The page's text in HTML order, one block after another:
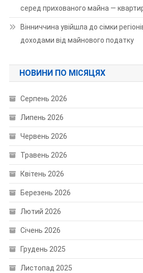
серед прихованого майна —
Вінниччина увійшла до сімки
доходами від майнового податку
НОВИНИ ПО МІСЯЦЯХ
Серпень 2026
Липень 2026
Червень 2026
Травень 2026
Квітень 2026
Березень 2026
Лютий 2026
Січень 2026
Грудень 2025
Листопад 2025